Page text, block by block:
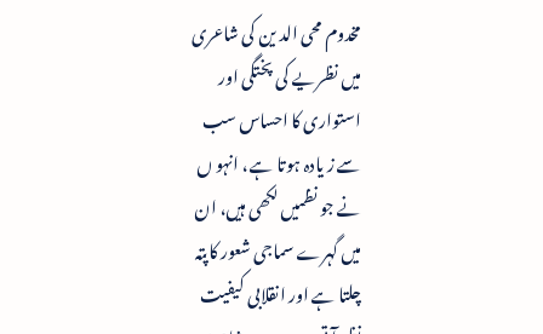
مخدوم محی الدین کی شاعری
میں نظریے کی پختگی اور
استواری کا احساس سب
سے زیادہ ہوتا ہے ، انہو ں
نے جو نظمیں لکھی ہیں، ان
میں گہرے سماجی شعور کا پتہ
چلتا ہے اور انقلابی کیفیت